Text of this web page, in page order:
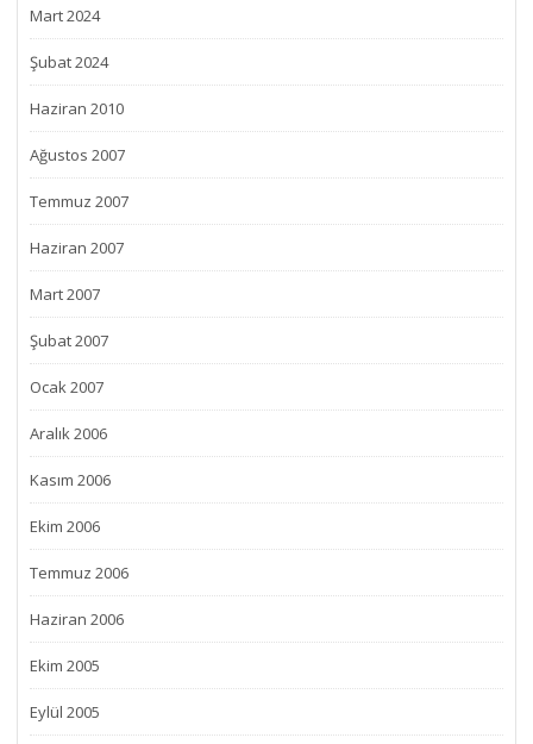
Mart 2024
Şubat 2024
Haziran 2010
Ağustos 2007
Temmuz 2007
Haziran 2007
Mart 2007
Şubat 2007
Ocak 2007
Aralık 2006
Kasım 2006
Ekim 2006
Temmuz 2006
Haziran 2006
Ekim 2005
Eylül 2005